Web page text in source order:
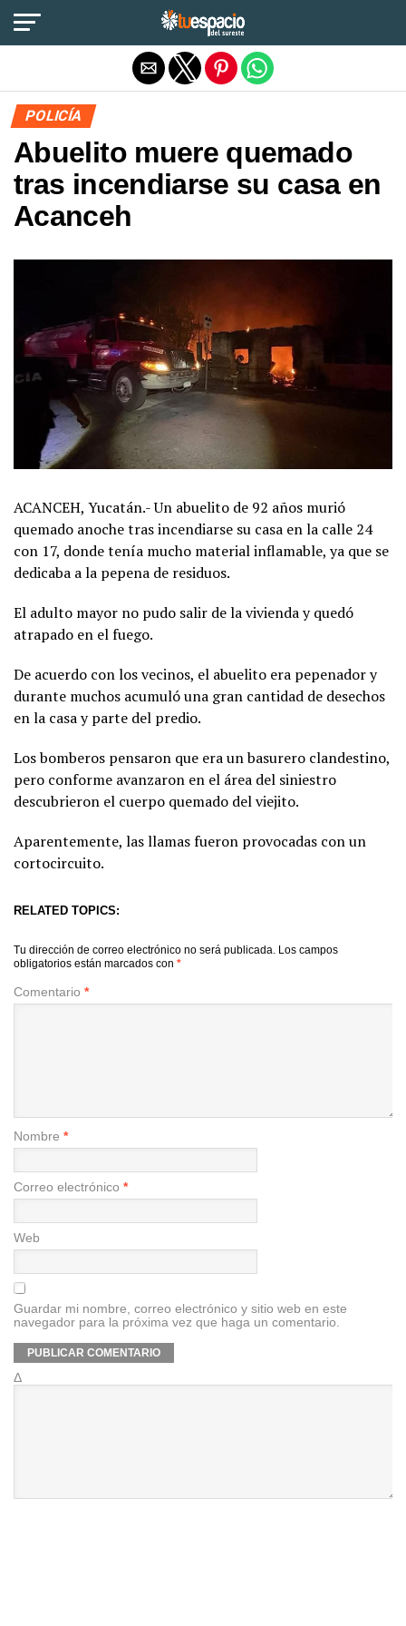
POLICÍA
Abuelito muere quemado
tras incendiarse su casa en
Acanceh
ACANCEH, Yucatán.- Un abuelito de 92 años murió
quemado anoche tras incendiarse su casa en la calle 24
con 17, donde tenía mucho material inflamable, ya que se
dedicaba a la pepena de residuos.
El adulto mayor no pudo salir de la vivienda y quedó
atrapado en el fuego.
De acuerdo con los vecinos, el abuelito era pepenador y
durante muchos acumuló una gran cantidad de desechos
en la casa y parte del predio.
Los bomberos pensaron que era un basurero clandestino,
pero conforme avanzaron en el área del siniestro
descubrieron el cuerpo quemado del viejito.
Aparentemente, las llamas fueron provocadas con un
cortocircuito.
RELATED TOPICS:
Tu dirección de correo electrónico no será publicada. Los campos
obligatorios están marcados con *
Comentario *
Nombre *
Correo electrónico *
Web
Guardar mi nombre, correo electrónico y sitio web en este
navegador para la próxima vez que haga un comentario.
Δ
Salir de la versión móvil